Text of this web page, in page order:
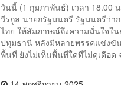
วันนี้ (1 กุมภาพันธ์) เวลา
วีรกูล นายกรัฐมนตรี รัฐมนตรีว่า
ไทย ให้สัมภาษณ์ถึงความมั่นใจใน
ปทุมธานี หลังมีหลายพรรคแข่งขั
พื้นที่ ยังไม่เห็นพื้นที่ใดที่ไม่ดุเดือด